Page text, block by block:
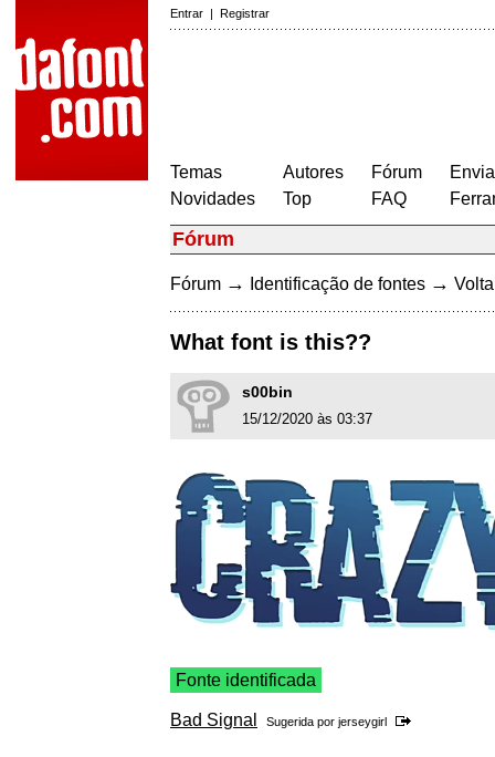
Entrar | Registrar
Temas
Novidades
Autores
Top
Fórum
FAQ
Fórum
Fórum → Identificação de fontes →
What font is this??
s00bin
15/12/2020 às 03:37
Fonte identificada
Bad Signal Sugerida por jerseygirl